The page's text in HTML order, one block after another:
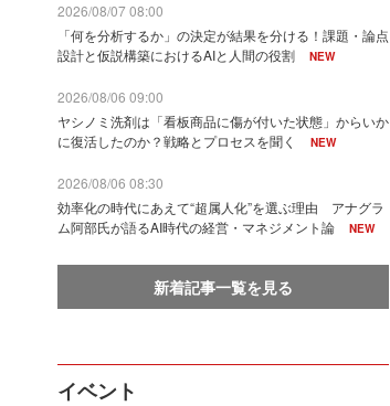
2026/08/07 08:00
「何を分析するか」の決定が結果を分ける！課題・論点
設計と仮説構築におけるAIと人間の役割
NEW
2026/08/06 09:00
ヤシノミ洗剤は「看板商品に傷が付いた状態」からいか
に復活したのか？戦略とプロセスを聞く
NEW
2026/08/06 08:30
効率化の時代にあえて“超属人化”を選ぶ理由 アナグラ
ム阿部氏が語るAI時代の経営・マネジメント論
NEW
新着記事一覧を見る
イベント